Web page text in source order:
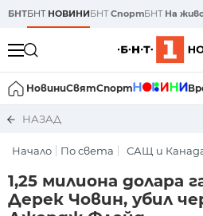
БНТБНТ НОВИНИБНТСпортБНТ На
НовиниСвятСпорт
НАЗАД
Начало По света САЩ и
1,25 милиона долара
Дерек Човин, убил